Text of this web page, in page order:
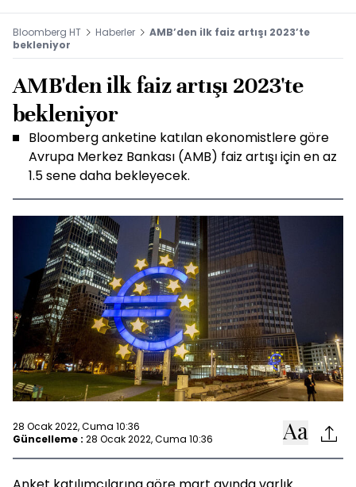
Bloomberg HT Haberler
AMB’den ilk faiz artışı 2023’te
bekleniyor
AMB'den ilk faiz artışı 2023'te
bekleniyor
Bloomberg anketine katılan ekonomistlere göre
Avrupa Merkez Bankası (AMB) faiz artışı için en az
1.5 sene daha bekleyecek.
28 Ocak 2022, Cuma 10:36
Güncelleme : 28 Ocak 2022, Cuma 10:36